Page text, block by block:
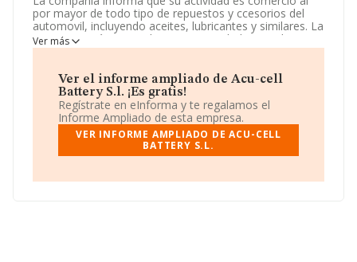
por mayor de todo tipo de repuestos y ccesorios del
automovil, incluyendo aceites, lubricantes y similares. La
empresa está registrada como Sociedad Limitada. La
actividad de referencia CNAE corresponde a 'Comercio
Código es 4672. La sociedad no tiene actividad en
mercados exteriores.
La compañía Acu-cell Battery S.L, NIF B67414086,
está situada en Carretera De Barcelona Ed Anfora Este
núm. 34, At. Despacho 2, (08302), en el municipio de
Mataró, Barcelona, Cataluña.
Con los datos a disposición de INFORMA sobre 3.922
Ver más
Ver el informe ampliado de Acu-cell
Battery S.l. ¡Es gratis!
Regístrate en eInforma y te regalamos el
Informe Ampliado de esta empresa.
VER INFORME AMPLIADO DE ACU-CELL
BATTERY S.L.